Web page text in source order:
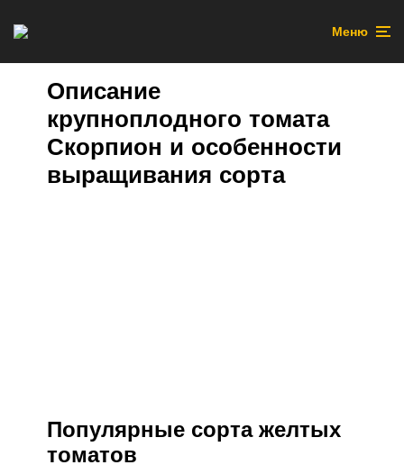
Меню
Описание
крупноплодного томата
Скорпион и особенности
выращивания сорта
Популярные сорта желтых
томатов